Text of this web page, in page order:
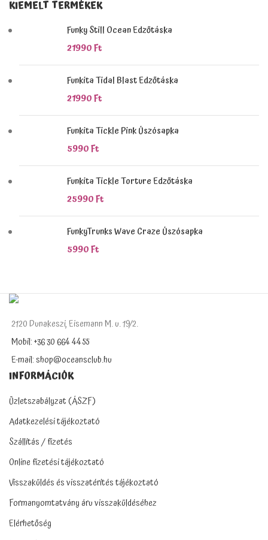
KIEMELT TERMÉKEK
Funky Still Ocean Edzőtáska
21990Ft
Funkita Tidal Blast Edzőtáska
21990Ft
Funkita Tickle Pink Úszósapka
5990Ft
Funkita Tickle Torture Edzőtáska
25990Ft
FunkyTrunks Wave Craze Úszósapka
5990Ft
2120 Dunakeszi, Eisemann M. u. 19/2.
Mobil: +36 30 664 4455
E-mail: shop@oceansclub.hu
INFORMÁCIÓK
Üzletszabályzat (ÁSZF)
Adatkezelési tájékoztató
Szállítás / fizetés
Online fizetési tájékoztató
Visszaküldés és visszatérítés tájékoztató
Formanyomtatvány áru visszaküldéséhez
Elérhetőség